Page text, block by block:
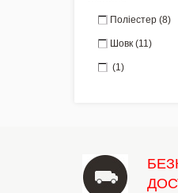
Поліестер (8)
Шовк (11)
(1)